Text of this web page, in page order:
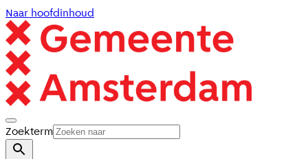
Naar hoofdinhoud
Zoekterm